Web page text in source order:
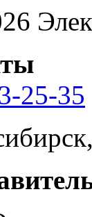
25-35